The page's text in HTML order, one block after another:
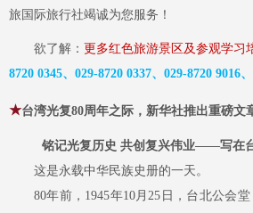
旅国际旅行社竭诚为您服务！
欲了解： 更多红色旅游景区及参观学习
8720 0345、029-8720 0337、029-8720 9016
★台湾光复80周年之际，新华社推出重磅文
铭记光复历史 共创复兴伟业——写在台
这是永载中华民族史册的一天。
80年前，1945年10月25日，台北公会